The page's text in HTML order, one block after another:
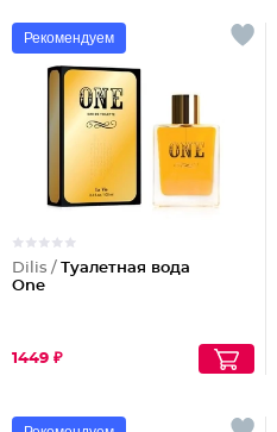
Рекомендуем
Dilis / Туалетная вода
One
1449 ₽